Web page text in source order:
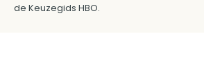
de Keuzegids HBO.